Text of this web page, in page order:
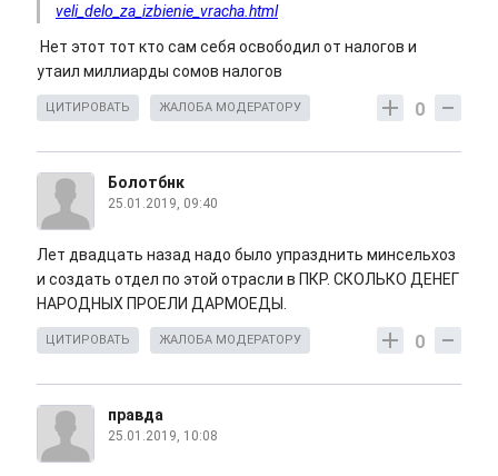
veli_delo_za_izbienie_vracha.html
Нет этот тот кто сам себя освободил от налогов и
утаил миллиарды сомов налогов
0
ЦИТИРОВАТЬ ЖАЛОБА МОДЕРАТОРУ
Болотбнк
25.01.2019, 09:40
Лет двадцать назад надо было упразднить минсельхоз
и создать отдел по этой отрасли в ПКР. СКОЛЬКО ДЕНЕГ
НАРОДНЫХ ПРОЕЛИ ДАРМОЕДЫ.
0
ЦИТИРОВАТЬ ЖАЛОБА МОДЕРАТОРУ
правда
25.01.2019, 10:08